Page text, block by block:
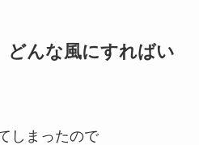
どんな風にすればい
しまったので